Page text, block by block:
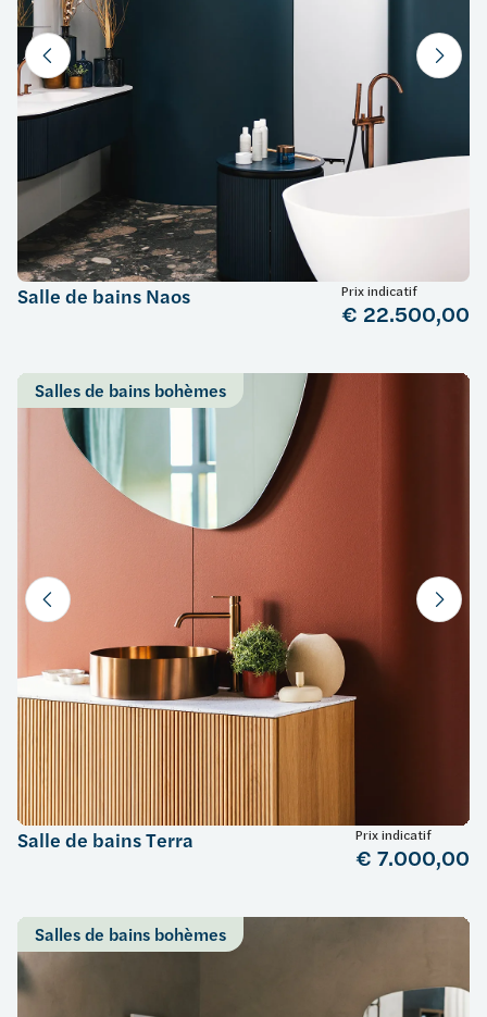
Salle de bains Naos Prix indicatif
€ 22.500,00
Salles de bains bohèmes
Salle de bains Terra Prix indicatif
€ 7.000,00
Salles de bains bohèmes